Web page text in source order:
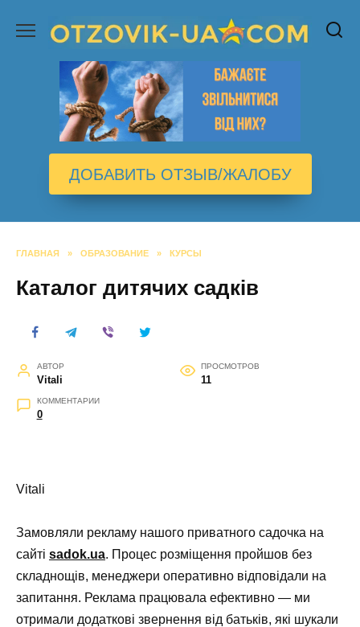
содержанию
ДОБАВИТЬ ОТЗЫВ/ЖАЛОБУ
ГЛАВНАЯ » ОБРАЗОВАНИЕ » КУРСЫ
Каталог дитячих садків
АВТОР
Vitali
ПРОСМОТРОВ
11
КОММЕНТАРИИ
0
Vitali
Замовляли рекламу нашого приватного садочка на
сайті sadok.ua. Процес розміщення пройшов без
складнощів, менеджери оперативно відповідали на
запитання. Реклама працювала ефективно — ми
отримали додаткові звернення від батьків, які шукали